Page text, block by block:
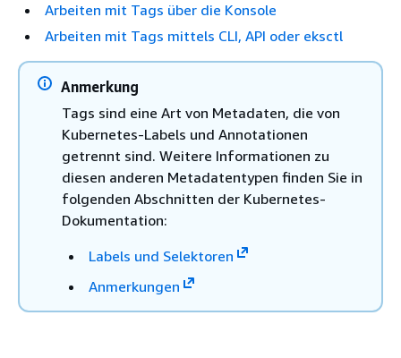
Arbeiten mit Tags über die Konsole
Arbeiten mit Tags mittels CLI, API oder eksctl
Anmerkung
Tags sind eine Art von Metadaten, die von
Kubernetes-Labels und Annotationen
getrennt sind. Weitere Informationen zu
diesen anderen Metadatentypen finden Sie in
folgenden Abschnitten der Kubernetes-
Dokumentation:
Labels und Selektoren
Anmerkungen